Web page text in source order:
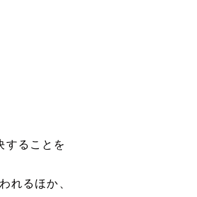
することを
れるほか、